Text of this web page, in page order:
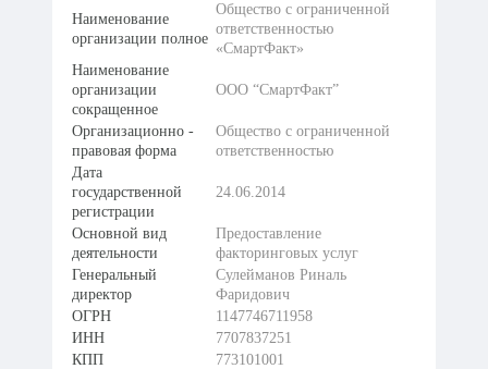
Наименование
организации полное
Общество с ограниченной
ответственностью
«СмартФакт»
Наименование
организации
сокращенное
ООО “СмартФакт”
Организационно -
правовая форма
Общество с ограниченной
ответственностью
Дата
государственной
регистрации
24.06.2014
Основной вид
деятельности
Предоставление
факторинговых услуг
Генеральный
директор
Сулейманов Риналь
Фаридович
ОГРН
1147746711958
ИНН
7707837251
КПП
773101001